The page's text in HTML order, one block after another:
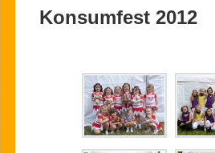
Konsumfest 2012